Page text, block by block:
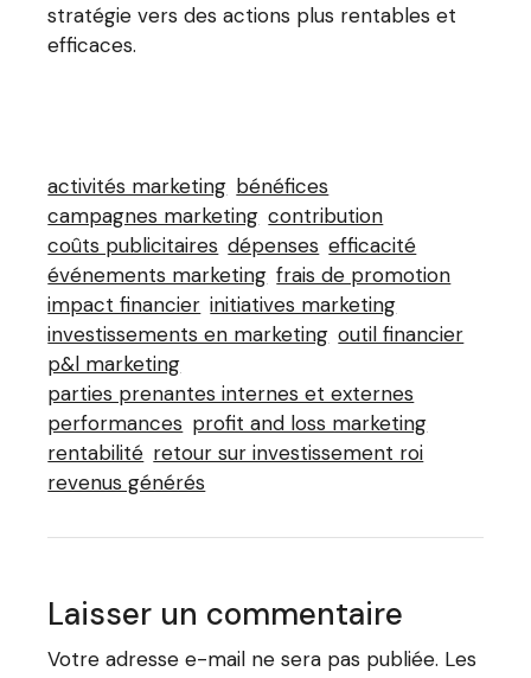
stratégie vers des actions plus rentables et
efficaces.
activités marketing bénéfices
campagnes marketing contribution
coûts publicitaires dépenses efficacité
événements marketing frais de promotion
impact financier initiatives marketing
investissements en marketing outil financier
p&l marketing
parties prenantes internes et externes
performances profit and loss marketing
rentabilité retour sur investissement roi
revenus générés
Laisser un commentaire
Votre adresse e-mail ne sera pas publiée. Les